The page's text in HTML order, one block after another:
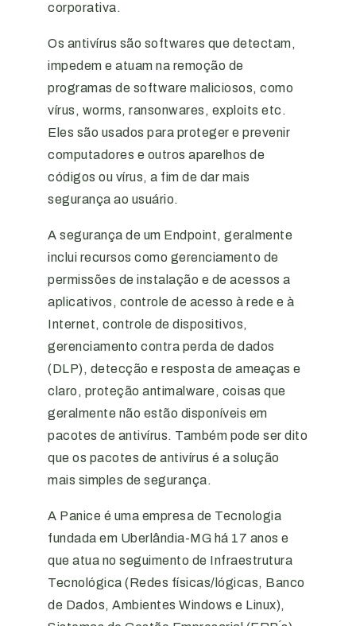
corporativa.
Os antivírus são softwares que detectam,
impedem e atuam na remoção de
programas de software maliciosos, como
vírus, worms, ransonwares, exploits etc.
Eles são usados para proteger e prevenir
computadores e outros aparelhos de
códigos ou vírus, a fim de dar mais
segurança ao usuário.
A segurança de um Endpoint, geralmente
inclui recursos como gerenciamento de
permissões de instalação e de acessos a
aplicativos, controle de acesso à rede e à
Internet, controle de dispositivos,
gerenciamento contra perda de dados
(DLP), detecção e resposta de ameaças e
claro, proteção antimalware, coisas que
geralmente não estão disponíveis em
pacotes de antivírus. Também pode ser dito
que os pacotes de antivírus é a solução
mais simples de segurança.
A Panice é uma empresa de Tecnologia
fundada em Uberlândia-MG há 17 anos e
que atua no seguimento de Infraestrutura
Tecnológica (Redes físicas/lógicas, Banco
de Dados, Ambientes Windows e Linux),